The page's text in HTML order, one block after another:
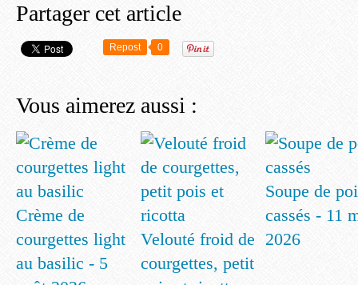
Partager cet article
Repost 0
Vous aimerez aussi :
Crème de
courgettes light
au basilic - 5
Velouté froid de
courgettes, petit
Soupe de
cassés - 11
2026